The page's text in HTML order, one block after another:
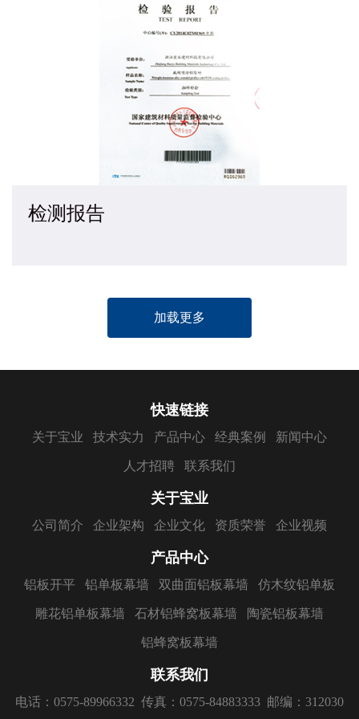
检测报告
加载更多
快速链接
关于宝业 技术实力 产品中心 经典案例 新闻中心
人才招聘 联系我们
关于宝业
公司简介 企业架构 企业文化 资质荣誉 企业视频
产品中心
铝板开平 铝单板幕墙 双曲面铝板幕墙 仿木纹铝单板
雕花铝单板幕墙 石材铝蜂窝板幕墙 陶瓷铝板幕墙
铝蜂窝板幕墙
联系我们
电话：0575-89966332 传真：0575-84883333 邮编：312030